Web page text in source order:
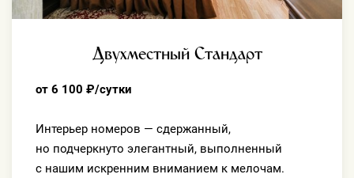
Двухместный Стандарт
от 6 100 ₽/сутки
Интерьер номеров — сдержанный,
но подчеркнуто элегантный, выполненный
с нашим искренним вниманием к мелочам.